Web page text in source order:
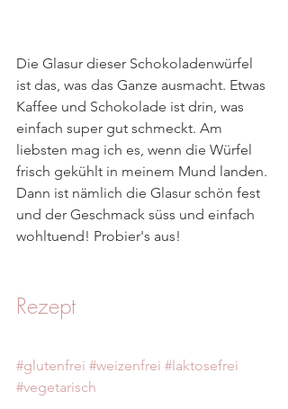
Die Glasur dieser Schokoladenwürfel
ist das, was das Ganze ausmacht. Etwas
Kaffee und Schokolade ist drin, was
einfach super gut schmeckt. Am
liebsten mag ich es, wenn die Würfel
frisch gekühlt in meinem Mund landen.
Dann ist nämlich die Glasur schön fest
und der Geschmack süss und einfach
wohltuend! Probier's aus!
Rezept
#glutenfrei #weizenfrei #laktosefrei
#vegetarisch